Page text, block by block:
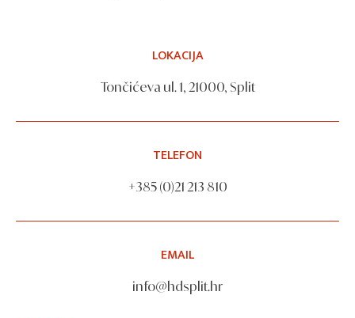
LOKACIJA
Tončićeva ul. 1, 21000, Split
TELEFON
+385 (0)21 213 810
EMAIL
info@hdsplit.hr